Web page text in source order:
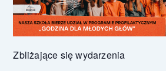
Zbliżające się wydarzenia